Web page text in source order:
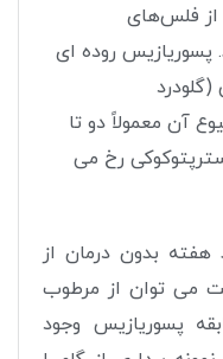
از فلس‌های
پسوریازیس روده ای
آن معمولاً دو تا
رخ می
بدون درمان از
می توان از مرطوب
پسوریازیس وجود